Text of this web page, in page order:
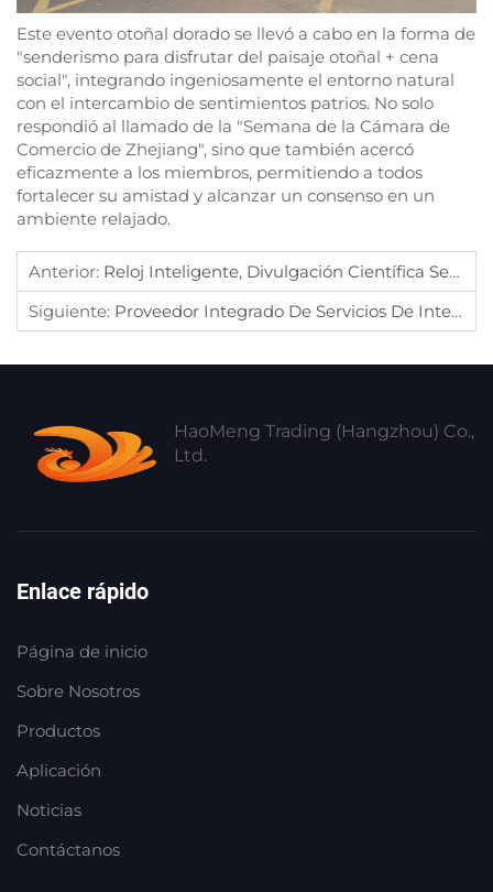
Este evento otoñal dorado se llevó a cabo en la forma de
"senderismo para disfrutar del paisaje otoñal + cena
social", integrando ingeniosamente el entorno natural
con el intercambio de sentimientos patrios. No solo
respondió al llamado de la "Semana de la Cámara de
Comercio de Zhejiang", sino que también acercó
eficazmente a los miembros, permitiendo a todos
fortalecer su amistad y alcanzar un consenso en un
ambiente relajado.
Anterior: Reloj Inteligente, Divulgación Científica Sencilla
Siguiente: Proveedor Integrado De Servicios De Inteligencia Artificial Y Nueva Energía
HaoMeng Trading (Hangzhou) Co.,
Ltd.
Enlace rápido
Página de inicio
Sobre Nosotros
Productos
Aplicación
Noticias
Contáctanos